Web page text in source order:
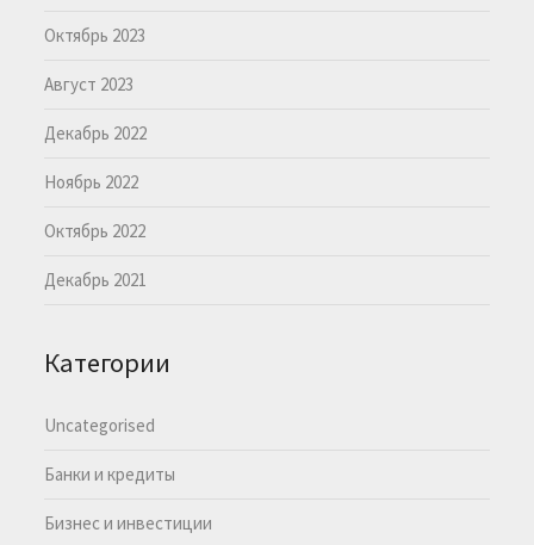
Октябрь 2023
Август 2023
Декабрь 2022
Ноябрь 2022
Октябрь 2022
Декабрь 2021
Категории
Uncategorised
Банки и кредиты
Бизнес и инвестиции